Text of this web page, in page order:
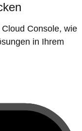
Console, wie
in Ihrem